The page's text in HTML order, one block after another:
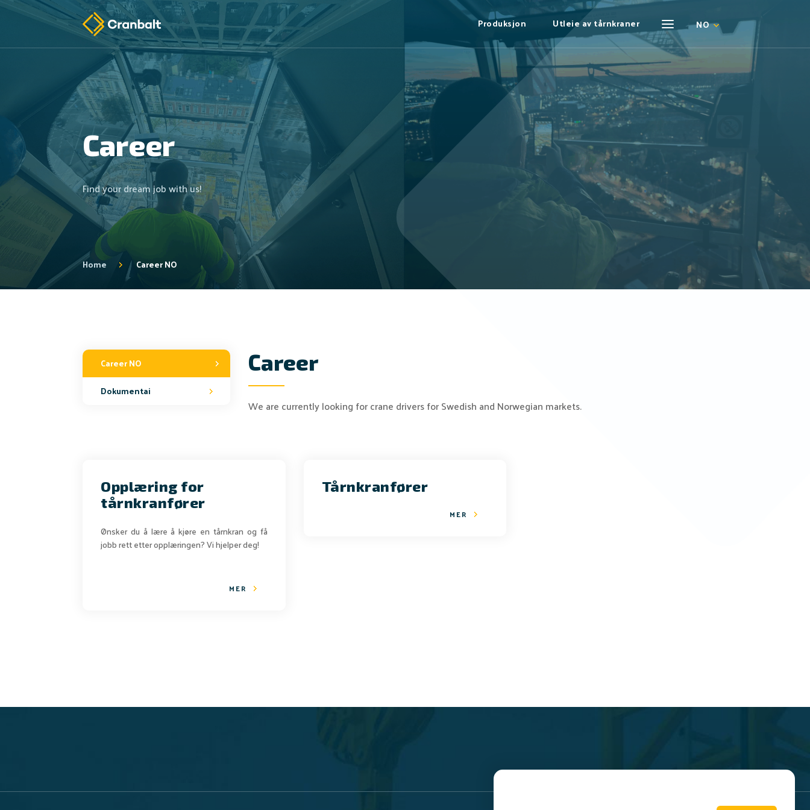
Produksjon Utleie av tårnkraner NO
Career
Find your dream job with us!
Home Career NO
Career NO
Dokumentai
Career
We are currently looking for crane drivers for Swedish and Norwegian markets.
Opplæring for
tårnkranfører
Ønsker du å lære å kjøre en tårnkran og få
jobb rett etter opplæringen? Vi hjelper deg!
MER
Tårnkranfører
MER